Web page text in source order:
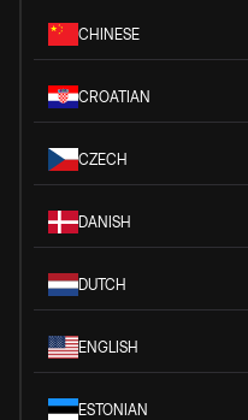
CHINESE
CROATIAN
CZECH
DANISH
DUTCH
ENGLISH
ESTONIAN